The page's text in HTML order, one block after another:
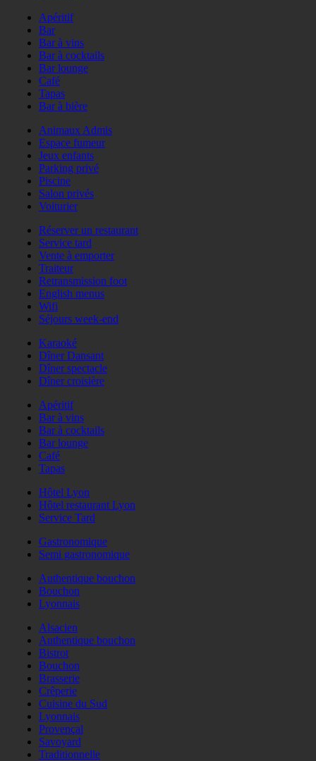
Apéritif
Bar
Bar à vins
Bar à cocktails
Bar lounge
Café
Tapas
Bar à bière
Animaux Admis
Espace fumeur
Jeux enfants
Parking privé
Piscine
Salon privés
Voiturier
Réserver un restaurant
Service tard
Vente à emporter
Traiteur
Retransmission foot
English menus
Wifi
Séjours week-end
Karaoké
Dîner Dansant
Dîner spectacle
Dîner croisière
Apéritif
Bar à vins
Bar à cocktails
Bar lounge
Café
Tapas
Hôtel Lyon
Hôtel restaurant Lyon
Service Tard
Gastronomique
Semi gastronomique
Authentique bouchon
Bouchon
Lyonnais
Alsacien
Authentique bouchon
Bistrot
Bouchon
Brasserie
Crêperie
Cuisine du Sud
Lyonnais
Provençal
Savoyard
Traditionnelle